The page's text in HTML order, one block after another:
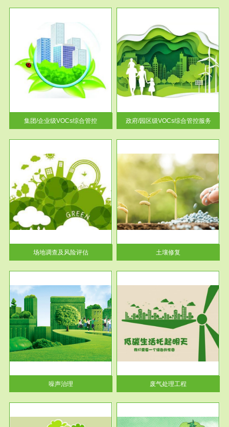
集团/企业级VOCs综合管控
服务范围
政府/园区级VOCs综合管控服务
根据《石化行业挥发性有机物综
合整治方案》文件要求，到2017
年，全...
政府/园区级VOCs综合管控服务
场地调查及风险评估
服务范围
土壤修复
土壤修复
噪声治理
服务范围
废气处理工程
废气处理工程